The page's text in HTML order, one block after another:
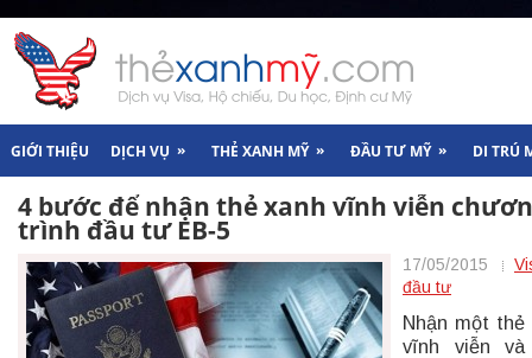
GIỚI THIỆU DỊCH VỤ » THẺ XANH MỸ » ĐẦU TƯ MỸ » DI TRÚ
4 bước để nhận thẻ xanh vĩnh viễn
trình đầu tư EB-5
17/05/2015
đầu tư
Nhận một thẻ
vĩnh viễn